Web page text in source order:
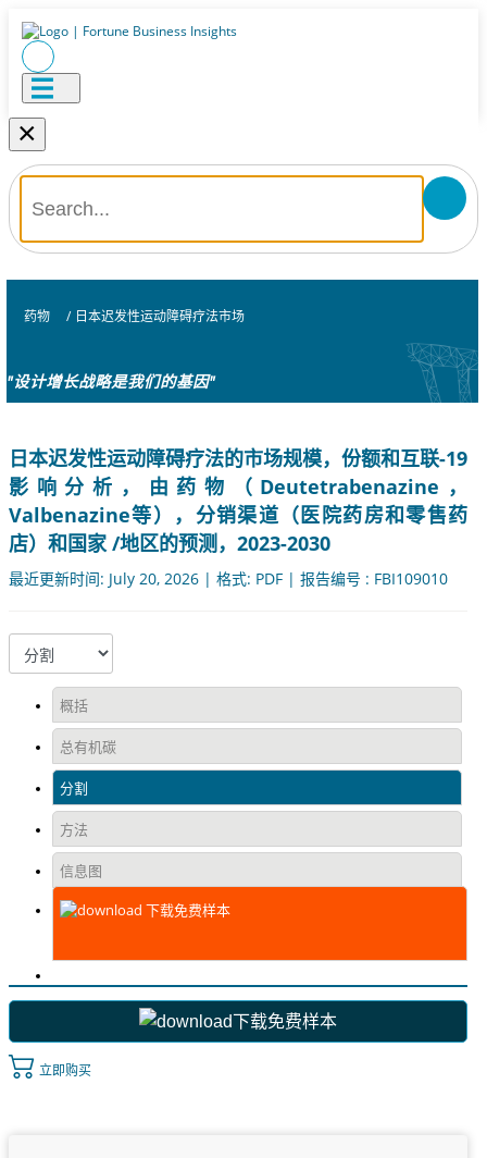
×
药物 / 日本迟发性运动障碍疗法市场
"设计增长战略是我们的基因"
日本迟发性运动障碍疗法的市场规模，份额和互联-19
影响分析，由药物（Deutetrabenazine，
Valbenazine等），分销渠道（医院药房和零售药
店）和国家 /地区的预测，2023-2030
最近更新时间: July 20, 2026 | 格式: PDF | 报告编号 : FBI109010
概括
总有机碳
分割
方法
信息图
下载免费样本
下载免费样本
立即购买